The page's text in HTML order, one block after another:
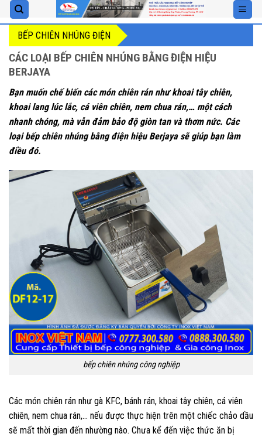
Skip
to
contentBẾP CHIÊN NHÚNG ĐIỆN
CÁC LOẠI BẾP CHIÊN NHÚNG BẰNG ĐIỆN HIỆU
BERJAYA
Bạn muốn chế biến các món chiên rán như khoai tây chiên,
khoai lang lúc lắc, cá viên chiên, nem chua rán,… một cách
nhanh chóng, mà vẫn đảm bảo độ giòn tan và thơm nức. Các
loại bếp chiên nhúng bằng điện hiệu Berjaya sẽ giúp bạn làm
điều đó.
bếp chiên nhúng công nghiệp
Các món chiên rán như gà KFC, bánh rán, khoai tây chiên, cá viên
chiên, nem chua rán,… nếu được thực hiện trên một chiếc chảo dầu
sẽ mất thời gian đến nhường nào. Chưa kể đến việc thức ăn bị